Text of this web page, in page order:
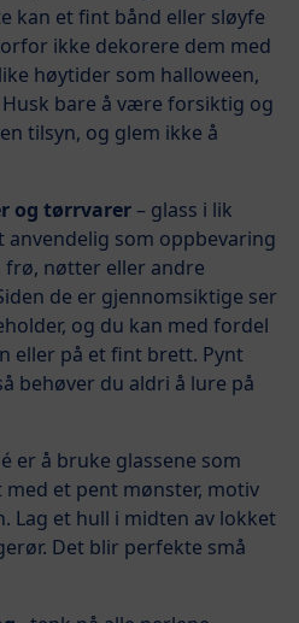
kan et fint bånd eller sløyfe
ikke dekorere dem med
høytider som halloween,
bare å være forsiktig og
tilsyn, og glem ikke å
og tørrvarer– glass i lik
som oppbevaring
frø, nøtter eller andre
de er gjennomsiktige ser
og du kan med fordel
eller på et fint brett. Pynt
behøver du aldri å lure på
er å bruke glassene som
med et pent mønster, motiv
Lag et hull i midten av lokket
Det blir perfekte små